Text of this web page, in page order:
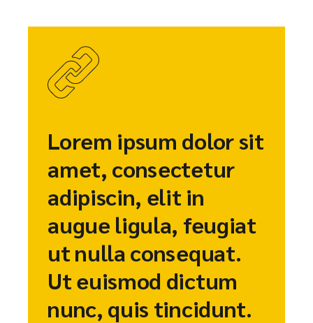
Lorem ipsum dolor sit
amet, consectetur
adipiscin, elit in
augue ligula, feugiat
ut nulla consequat.
Ut euismod dictum
nunc, quis tincidunt.